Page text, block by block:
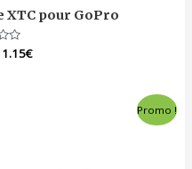
XTC pour GoPro
€
Promo !